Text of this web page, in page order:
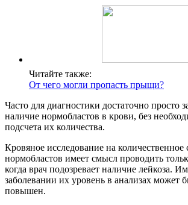
Читайте также:
От чего могли пропасть прыщи?
Часто для диагностики достаточно просто
наличие нормобластов в крови, без
подсчета их количества.
Кровяное исследование на количественное
нормобластов имеет смысл проводить
когда врач подозревает наличие лейкоза.
заболевании их уровень в анализах может
повышен.